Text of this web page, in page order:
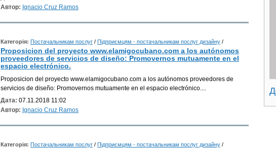
Автор: Ignacio Cruz Ramos
Категорія: Постачальникам послуг / Підприємцям - постачальникам послуг дизайну /
Proposicion del proyecto www.elamigocubano.com a los autónomos
proveedores de servicios de diseño: Promovernos mutuamente en el
espacio electrónico.
Proposicion del proyecto www.elamigocubano.com a los autónomos proveedores de
servicios de diseño: Promovernos mutuamente en el espacio electrónico....
Дата: 07.11.2018 11:02
Автор: Ignacio Cruz Ramos
Категорія: Постачальникам послуг / Підприємцям - постачальникам послуг дизайну /